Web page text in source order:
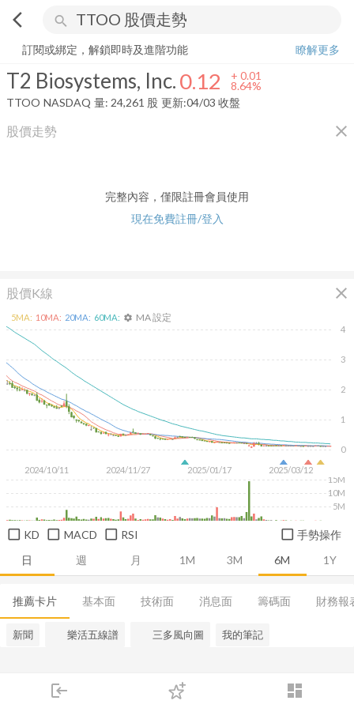
arrow_back_ios search
login dashboard
下單
T2 Biosystems, Inc. 0.12+ 8.64%
訂閱或綁定，解鎖即時及進階功能
瞭解更多
T2 Biosystems, Inc.0.12 + 0.01
8.64%
TTOO NASDAQ 量: 24,261 股 更新:04/03 收盤
股價走勢 close
完整內容，僅限註冊會員使用
現在免費註冊/登入
股價K線 close
日 週 月 1M 3M 6M 1Y
2024/10/11 2024/11/27 2025/01/17 2025/03/12
0
1
2
3
4
5M
10M
15M
5MA: 10MA: 20MA: 60MA: settings MA 設定
KD MACD RSI 手勢操作
推薦卡片 基本面 技術面 消息面 籌碼面 財務報
新聞 樂活五線譜 三多風向圖 我的筆記